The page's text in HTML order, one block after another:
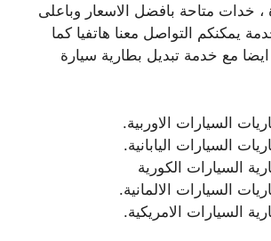
، خدات متاحة بافضل الاسعار وباعلى
يمكنكم التواصل معنا هاتفيا كما
مع خدمة تبديل بطارية سيارة
السيارات الاوربية.
السيارات اليابانية.
السيارات الكورية
السيارات الالمانية.
السيارات الامريكية.